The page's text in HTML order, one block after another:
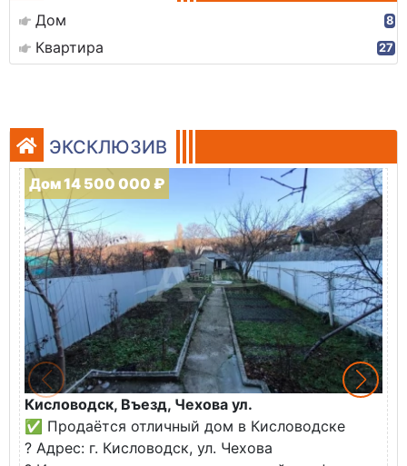
Дом 8
Квартира 27
ЭКСКЛЮЗИВ
Дом 14 500 000 ₽
Кисловодск, Въезд, Чехова ул.
✅ Продаётся отличный дом в Кисловодске
? Адрес: г. Кисловодск, ул. Чехова